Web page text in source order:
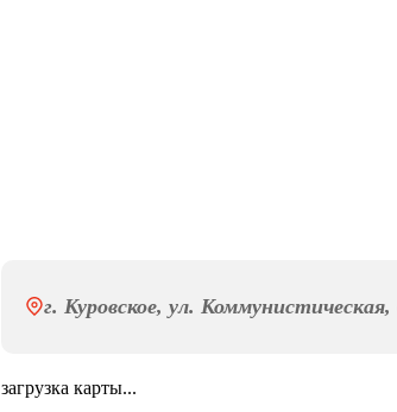
г. Куровское, ул.
загрузка карты...